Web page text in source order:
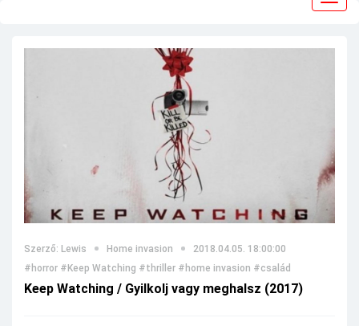
Szerző: Lewis Home invasion
2018.04.05. 18:00:00
#horror #Keep Watching #thriller #home invasion #család
Keep Watching / Gyilkolj vagy meghalsz (2017)